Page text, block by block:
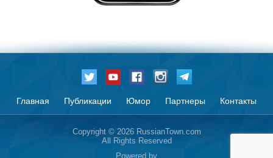
Главная Публикации Юмор Партнеры Контакты
Copyright © 2026 RussianTown.com
All Rights Reserved
Powered by